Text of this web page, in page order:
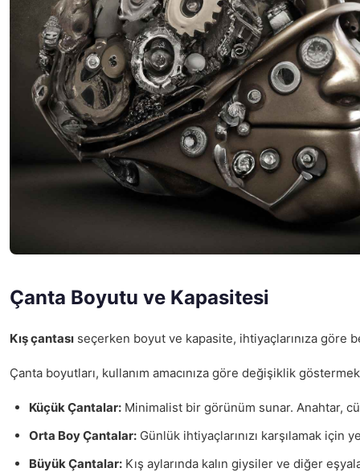
Çanta Boyutu ve Kapasitesi
Kış çantası seçerken boyut ve kapasite, ihtiyaçlarınıza göre
Çanta boyutları, kullanım amacınıza göre değişiklik
Küçük Çantalar: Minimalist bir görünüm sunar. Anahtar,
Orta Boy Çantalar: Günlük ihtiyaçlarınızı karşılamak
Büyük Çantalar: Kış aylarında kalın giysiler ve diğer